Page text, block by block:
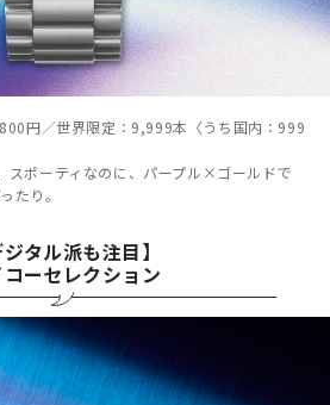
円／世界限定：9,999本〈うち国内：999
スポーティなのに、パープル×ゴールドで
たり。
ジタル派も注目】
ーセレクション